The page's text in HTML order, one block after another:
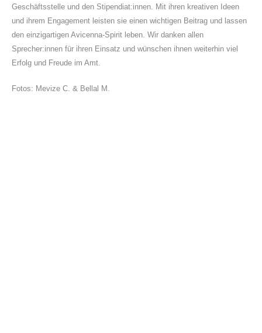
Geschäftsstelle und den Stipendiat:innen. Mit ihren kreativen Ideen
und ihrem Engagement leisten sie einen wichtigen Beitrag und lassen
den einzigartigen Avicenna-Spirit leben. Wir danken allen
Sprecher:innen für ihren Einsatz und wünschen ihnen weiterhin viel
Erfolg und Freude im Amt.
Fotos: Mevize C. & Bellal M.